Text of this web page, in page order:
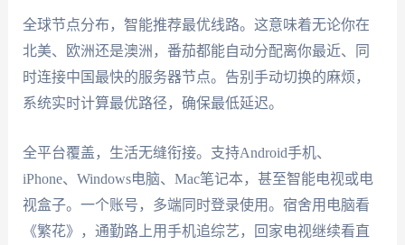
全球节点分布，智能推荐最优线路。这意味着无论你在
北美、欧洲还是澳洲，番茄都能自动分配离你最近、同
时连接中国最快的服务器节点。告别手动切换的麻烦，
系统实时计算最优路径，确保最低延迟。
全平台覆盖，生活无缝衔接。支持Android手机、
iPhone、Windows电脑、Mac笔记本，甚至智能电视或电
视盒子。一个账号，多端同时登录使用。宿舍用电脑看
《繁花》，通勤路上用手机追综艺，回家电视继续看直